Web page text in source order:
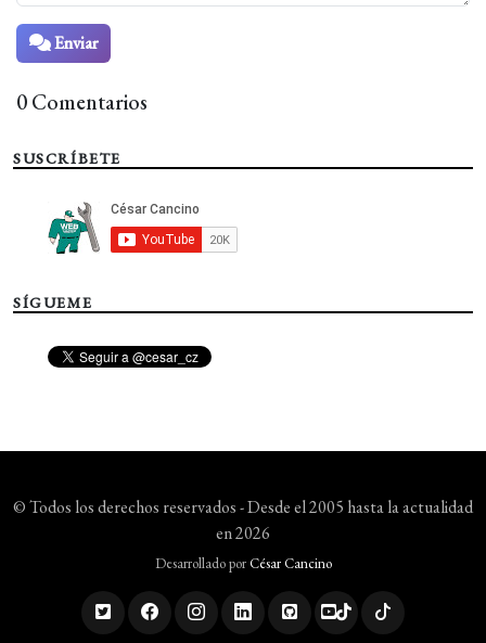
Enviar
0 Comentarios
SUSCRÍBETE
SÍGUEME
© Todos los derechos reservados - Desde el 2005 hasta la actualidad
en 2026
Desarrollado porCésar Cancino